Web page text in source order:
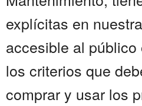
explícitas en
accesible al
los criterios que
comprar y usar los